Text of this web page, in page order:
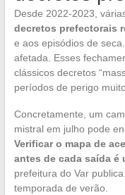
Desde 2022-2023,
decretos prefectorais
e aos episódios de
afetada. Esses
clássicos decretos
períodos de perigo
Concretamente, um
mistral em julho pode
Verificar o mapa de
antes de cada saída é
prefeitura do Var
temporada de verão.